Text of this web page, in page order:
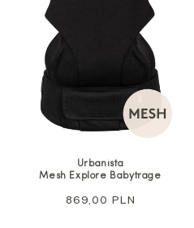
Urbanista
Mesh Explore Babytrage
Regulärer
869,00 PLN